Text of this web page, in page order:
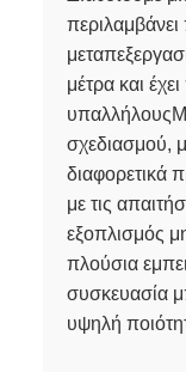
μέτρα και
σχεδιασμού,
διαφορετικά
με τις
εξοπλισμός
πλούσια
συσκευασία
υψηλή